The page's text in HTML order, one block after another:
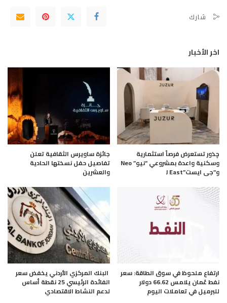
شارك
اخر الأخبار
چذور تستعرض فرصاً استثمارية
وسكنية واعدة بمشروعي “نيو” Neo
و”جى ايست”J East
جائزة ساويرس الثقافية تعلن
تفاصيل حفل نسختها الحادية
والعشرين
ارتفاع ملحوظ في سوق الطاقة: سعر
نفط عُمان يلامس 66.62 دولار
للبرميل في تعاملات اليوم
البنك المركزي الأردني يخفض سعر
الفائدة الرئيسي 25 نقطة أساس
لدعم النشاط الاقتصادي